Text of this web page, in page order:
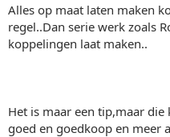
Alles op maat laten maken
regel..Dan serie werk zoals
koppelingen laat maken..
Het is maar een tip,maar
goed en goedkoop en meer